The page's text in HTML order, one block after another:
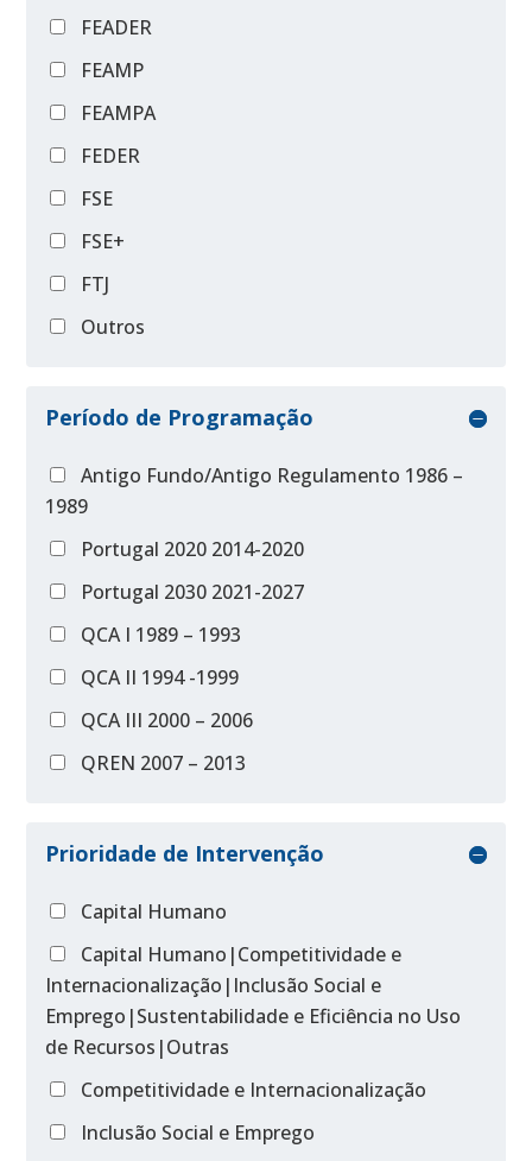
FEADER
FEAMP
FEAMPA
FEDER
FSE
FSE+
FTJ
Outros
Período de Programação
Antigo Fundo/Antigo Regulamento 1986 –
1989
Portugal 2020 2014-2020
Portugal 2030 2021-2027
QCA I 1989 – 1993
QCA II 1994 -1999
QCA III 2000 – 2006
QREN 2007 – 2013
Prioridade de Intervenção
Capital Humano
Capital Humano|Competitividade e
Internacionalização|Inclusão Social e
Emprego|Sustentabilidade e Eficiência no Uso
de Recursos|Outras
Competitividade e Internacionalização
Inclusão Social e Emprego